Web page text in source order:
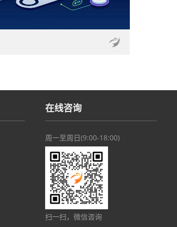
在线咨询
周一至周日(9:00-18:00)
扫一扫，微信咨询